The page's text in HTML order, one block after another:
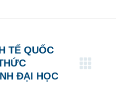
TẾ QUỐC
ĐẠI HỌC